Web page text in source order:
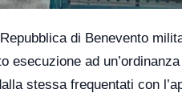
di Benevento
esecuzione ad
stessa frequentati con